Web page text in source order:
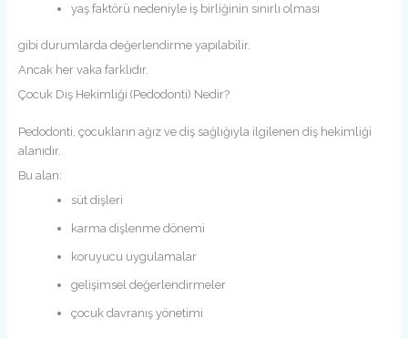
yaş faktörü nedeniyle iş birliğinin sınırlı olması
gibi durumlarda değerlendirme yapılabilir.
Ancak her vaka farklıdır.
Çocuk Diş Hekimliği (Pedodonti) Nedir?
Pedodonti, çocukların ağız ve diş sağlığıyla ilgilenen diş hekimliği
alanıdır.
Bu alan:
süt dişleri
karma dişlenme dönemi
koruyucu uygulamalar
gelişimsel değerlendirmeler
çocuk davranış yönetimi